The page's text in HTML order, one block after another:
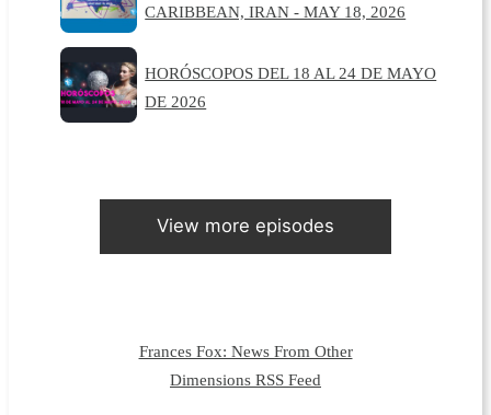
CARIBBEAN, IRAN - MAY 18, 2026
HORÓSCOPOS DEL 18 AL 24 DE MAYO
DE 2026
View more episodes
Frances Fox: News From Other
Dimensions RSS Feed